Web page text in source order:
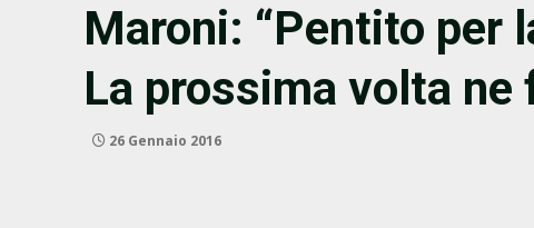
Maroni: “Pentito per
La prossima volta ne
26 Gennaio 2016